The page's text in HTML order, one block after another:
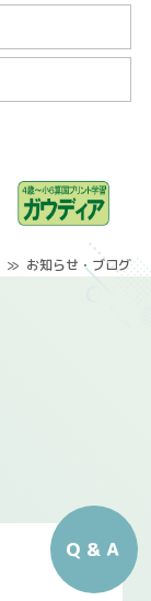
≫ お知らせ・ブログ
Ｑ＆Ａ